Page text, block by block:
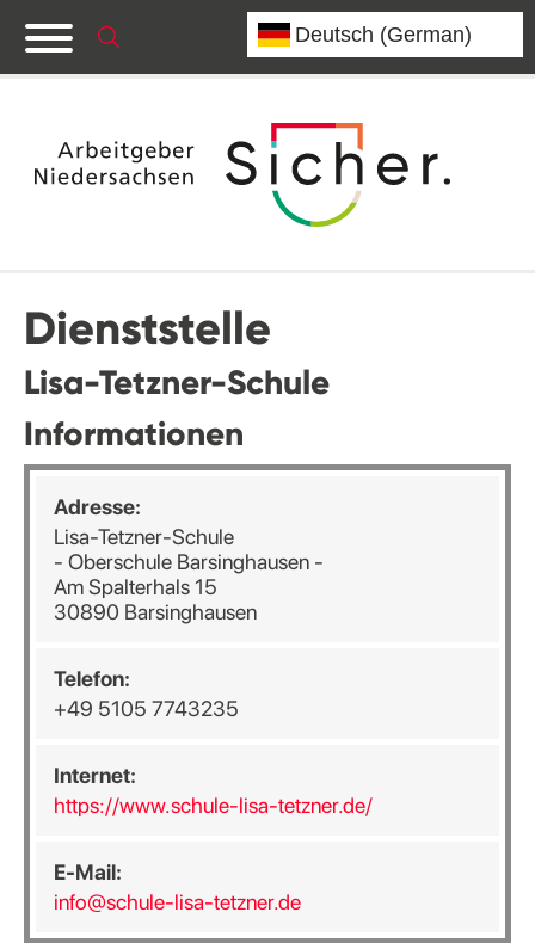
Dienststelle
Lisa-Tetzner-Schule
Informationen
Adresse:
Lisa-Tetzner-Schule
- Oberschule Barsinghausen -
Am Spalterhals 15
30890 Barsinghausen
Telefon:
+49 5105 7743235
Internet:
https://www.schule-lisa-tetzner.de/
E-Mail:
info@schule-lisa-tetzner.de